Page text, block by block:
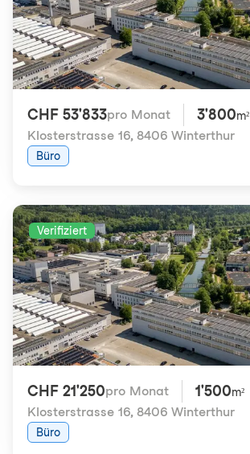
CHF 53'833pro Monat 3'800m²
Klosterstrasse 16, 8406 Winterthur
Büro
Verifiziert
CHF 21'250pro Monat 1'500m²
Klosterstrasse 16, 8406 Winterthur
Büro